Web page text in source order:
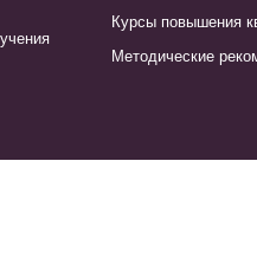
Курсы повышения
Методические